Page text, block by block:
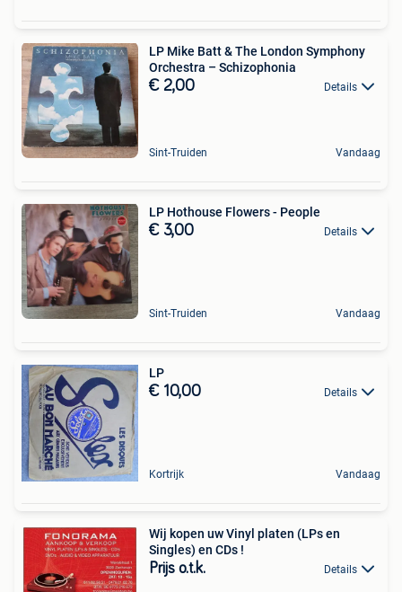
LP Mike Batt & The London Symphony
Orchestra – Schizophonia
€ 2,00 Details
Sint-Truiden Vandaag
LP Hothouse Flowers - People
€ 3,00 Details
Sint-Truiden Vandaag
LP
€ 10,00 Details
Kortrijk Vandaag
Wij kopen uw Vinyl platen (LPs en
Singles) en CDs !
Prijs o.t.k. Details